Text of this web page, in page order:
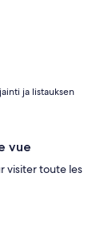
ja listauksen
vue
visiter toute les